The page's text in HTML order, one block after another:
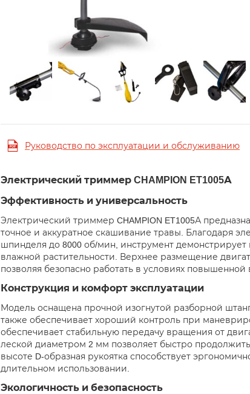
Руководство по эксплуатации и обслуживанию
Электрический триммер CHAMPION ET1005А
Эффективность и универсальность
Электрический триммер CHAMPION ET1005А
точное и аккуратное скашивание травы. Благодаря
шпинделя до 8000 об/мин, инструмент
влажной растительности. Верхнее размещение
позволяя безопасно работать в условиях
Конструкция и комфорт эксплуатации
Модель оснащена прочной изогнутой разборной
также обеспечивает хороший контроль при
обеспечивает стабильную передачу вращения от
леской диаметром 2 мм позволяет быстро
высоте D-образная рукоятка способствует
длительном использовании.
Экологичность и безопасность